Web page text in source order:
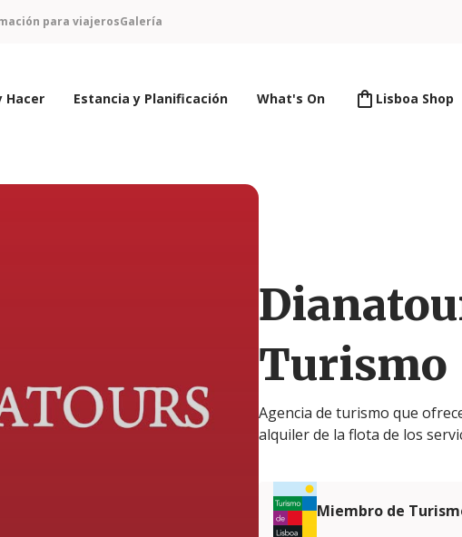
para viajerosGalería
Hacer Estancia y Planificación What's On Lisboa Shop
Turismo
Agencia de turismo que
alquiler de la flota de los
Miembro de